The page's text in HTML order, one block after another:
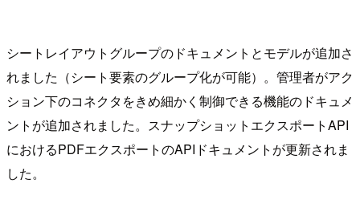
シートレイアウトグループのドキュメントとモデルが追加さ
れました（シート要素のグループ化が可能）。管理者がアク
ション下のコネクタをきめ細かく制御できる機能のドキュメ
ントが追加されました。スナップショットエクスポートAPI
におけるPDFエクスポートのAPIドキュメントが更新されま
した。